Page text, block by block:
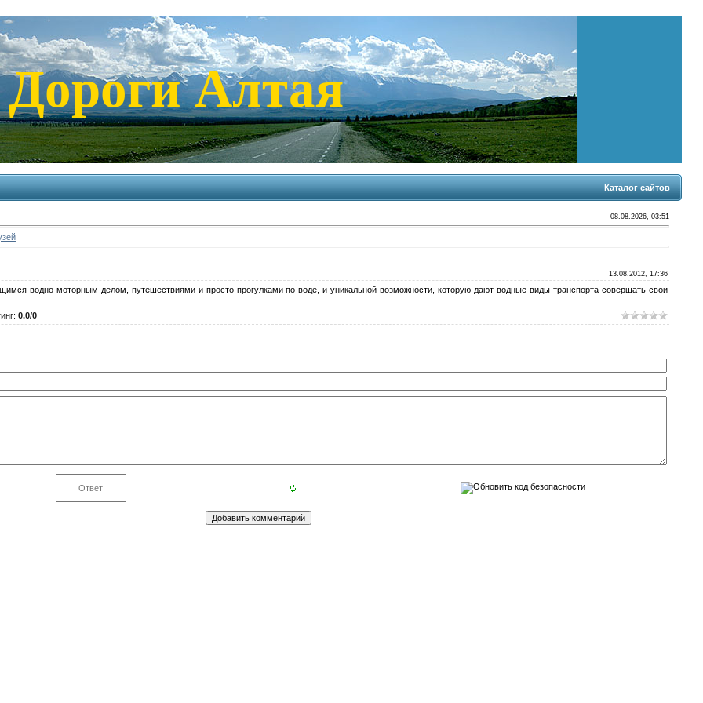
Дороги Алтая
Каталог сайтов
08.08.2026, 03:51
13.08.2012, 17:36
водно-моторным делом, путешествиями и просто прогулками по воде, и уникальной возможности, которую дают водные виды транспорта-совершать свои
: 0.0/0